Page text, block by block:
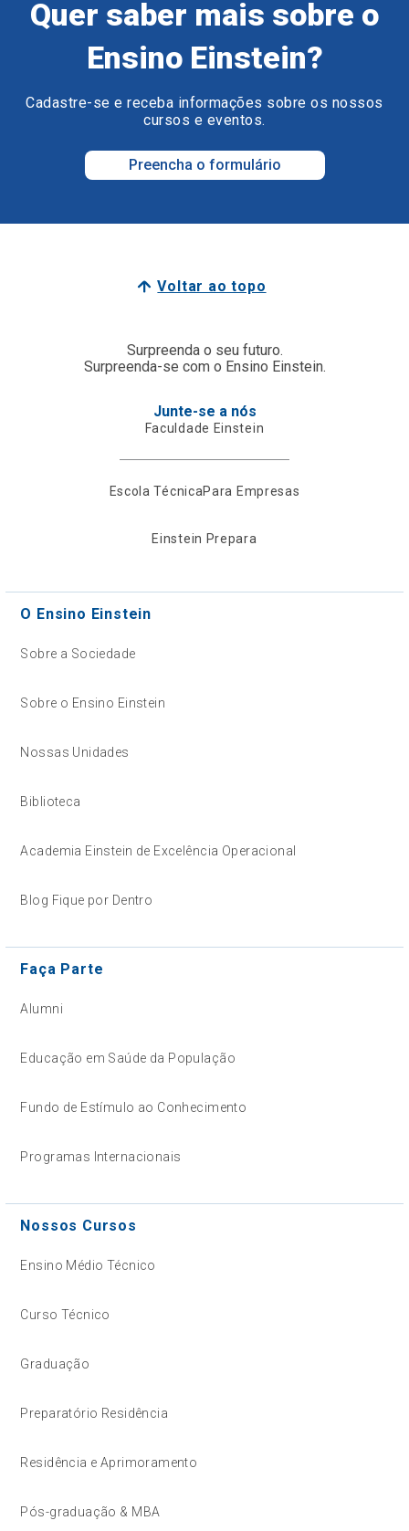
Quer saber mais sobre o
Ensino Einstein?
Cadastre-se e receba informações sobre os nossos
cursos e eventos.
Preencha o formulário
Voltar ao topo
Surpreenda o seu futuro.
Surpreenda-se com o Ensino Einstein.
Junte-se a nós
Faculdade Einstein
Escola TécnicaPara Empresas
Einstein Prepara
O Ensino Einstein
Sobre a Sociedade
Sobre o Ensino Einstein
Nossas Unidades
Biblioteca
Academia Einstein de Excelência Operacional
Blog Fique por Dentro
Faça Parte
Alumni
Educação em Saúde da População
Fundo de Estímulo ao Conhecimento
Programas Internacionais
Nossos Cursos
Ensino Médio Técnico
Curso Técnico
Graduação
Preparatório Residência
Residência e Aprimoramento
Pós-graduação & MBA